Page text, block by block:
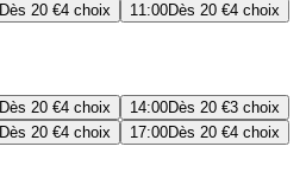
Dès 20 €4 choix 11:00Dès 20 €4 choix
Dès 20 €4 choix 14:00Dès 20 €3 choix
Dès 20 €4 choix 17:00Dès 20 €4 choix